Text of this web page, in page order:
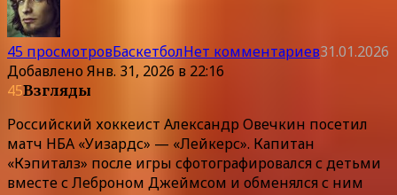
45 просмотровБаскетболНет комментариев31.01.2026
ДобавленоЯнв. 31, 2026 в 22:16
45Взгляды
Российский хоккеист Александр Овечкин посетил
матч НБА «Уизардс» — «Лейкерс». Капитан
«Кэпиталз» после игры сфотографировался с детьми
вместе с Леброном Джеймсом и обменялся с ним